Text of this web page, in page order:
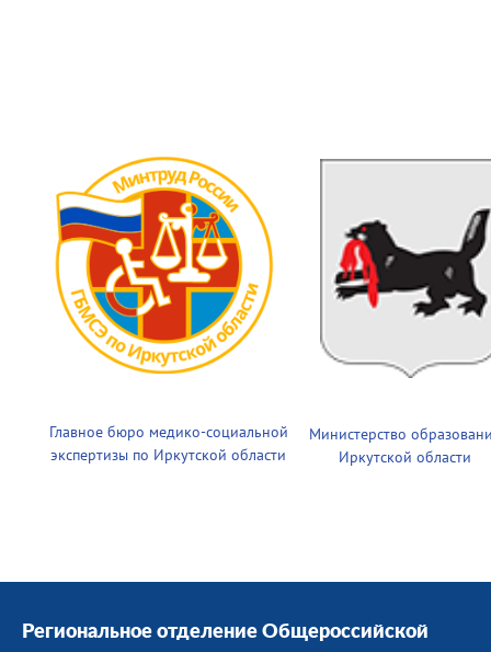
Главное бюро медико-социальной
экспертизы по Иркутской области
Министерство
Иркутской области
Региональное отделение Общероссийской